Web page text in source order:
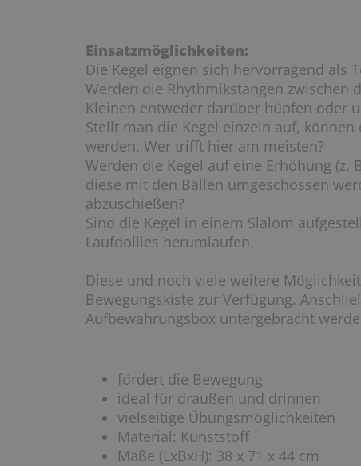
Einsatzmöglichkeiten:
Die Kegel eignen sich hervorragend als
Werden die Rhythmikstangen zwischen
Kleinen entweder darüber hüpfen oder
Stellt man die Kegel einzeln auf,
werden. Wer trifft hier am meisten?
Werden die Kegel auf eine Erhöhung (z.
diese mit den Bällen umgeschossen
abzuschießen?
Sind die Kegel in einem Slalom
Laufdollies herumlaufen.
Diese und noch viele weitere
Bewegungskiste zur Verfügung.
Aufbewahrungsbox untergebracht
fördert die Bewegung
ideal für draußen und drinnen
vielseitige Übungsmöglichkeiten
Material: Kunststoff
Maße (LxBxH): 38 x 71 x 44 cm